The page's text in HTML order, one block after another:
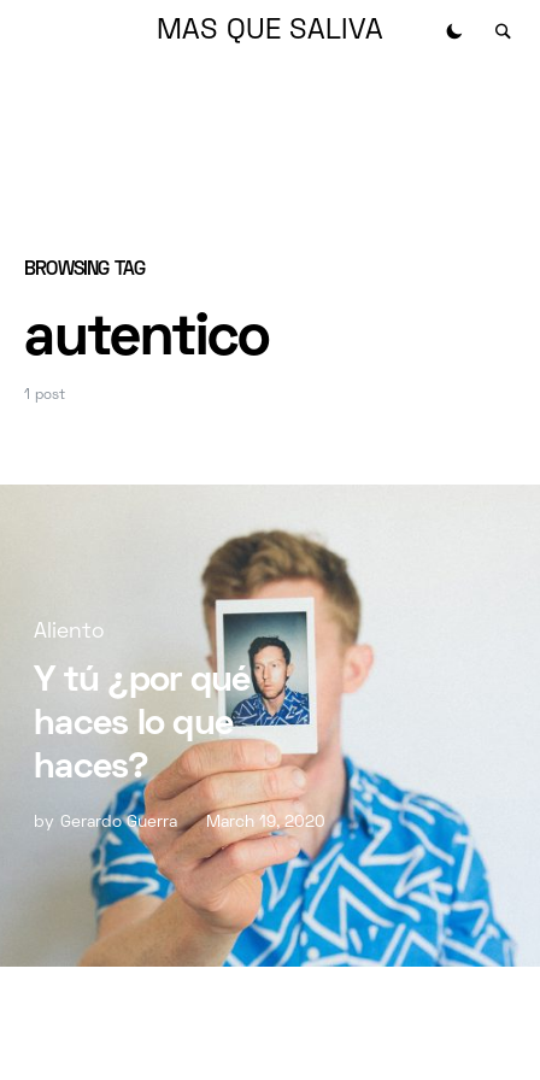
MAS QUE SALIVA
BROWSING TAG
autentico
1 post
Aliento
Y tú ¿por qué
haces lo que
haces?
by Gerardo Guerra March 19, 2020